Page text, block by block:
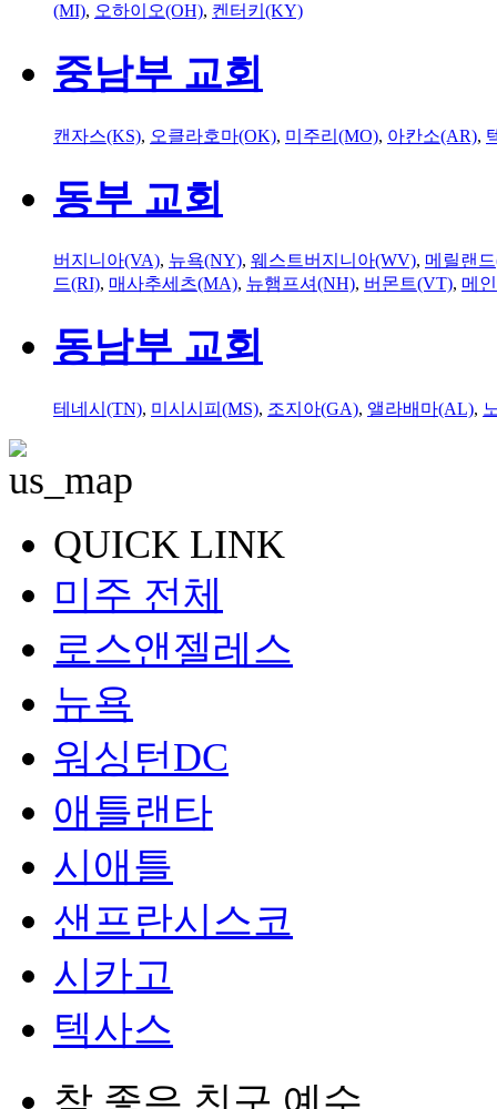
(MI), 오하이오(OH), 켄터키(KY)
중남부 교회
캔자스(KS), 오클라호마(OK), 미주리(MO), 아칸소(AR),
동부 교회
버지니아(VA), 뉴욕(NY), 웨스트버지니아(WV), 메릴랜
드(RI), 매사추세츠(MA), 뉴햄프셔(NH), 버몬트(VT), 메
동남부 교회
테네시(TN), 미시시피(MS), 조지아(GA), 앨라배마(AL),
QUICK LINK
미주 전체
로스앤젤레스
뉴욕
워싱턴DC
애틀랜타
시애틀
샌프란시스코
시카고
텍사스